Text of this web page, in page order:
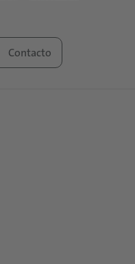
Contacto